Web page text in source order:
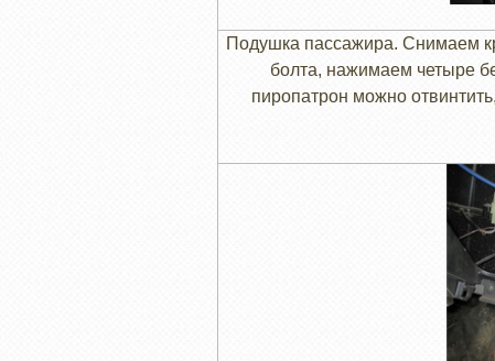
Подушка пассажира. Снимаем
болта, нажимаем четыре
пиропатрон можно